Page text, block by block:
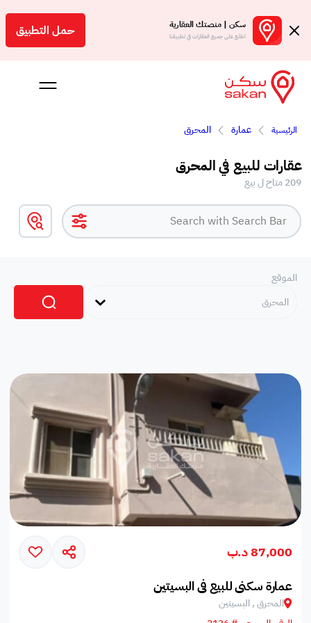
سكن | منصتك العقارية
اطلع على جميع العقارات في تطبيقنا حمل التطبيق
بالعمولة
الرئيسية عمارة المحرق
عقارات للبيع في المحرق
209 متاح ل بيع
الموقع
المحرق
87,000 د.ب
عمارة سكني للبيع في البسيتين
المحرق , البسيتين